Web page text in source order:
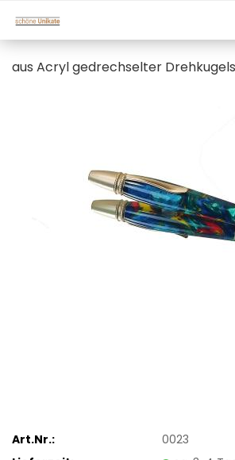
aus Acryl gedrechselter
Art.Nr.:
0023